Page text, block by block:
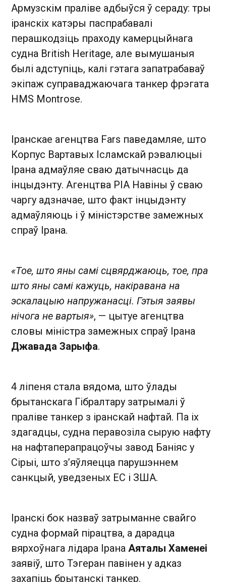
Армузскім праліве адбыўся ў сераду: тры
іранскіх катэры паспрабавалі
перашкодзіць праходу камерцыйнага
судна British Heritage, але вымушаныя
былі адступіць, калі гэтага запатрабаваў
экіпаж суправаджаючага танкер фрэгата
HMS Montrose.
Іранскае агенцтва Fars паведамляе, што
Корпус Вартавых Ісламскай рэвалюцыі
Ірана адмаўляе сваю датычнасць да
інцыдэнту. Агенцтва РІА Навіны ў сваю
чаргу адзначае, што факт інцыдэнту
адмаўляюць і ў міністэрстве замежных
спраў Ірана.
«Тое, што яны самі сцвярджаюць, тое, пра
што яны самі кажуць, накіравана на
эскалацыю напружанасці. Гэтыя заявы
нічога не вартыя», — цытуе агенцтва
словы міністра замежных спраў Ірана
Джавада Зарыфа.
4 ліпеня стала вядома, што ўлады
брытанскага Гібралтару затрымалі ў
праліве танкер з іранскай нафтай. Па іх
здагадцы, судна перавозіла сырую нафту
на нафтаперапрацоўчы завод Баніяс у
Сірыі, што з’яўляецца парушэннем
санкцый, уведзеных ЕС і ЗША.
Іранскі бок назваў затрыманне свайго
судна формай пірацтва, а дарадца
вярхоўнага лідара Ірана Аяталы Хаменеі
заявіў, што Тэгеран павінен у адказ
захапіць брытанскі танкер.